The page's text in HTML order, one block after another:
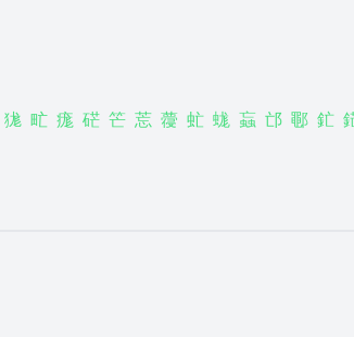
狵 甿 痝 硭 笀 莣 蘉 虻 蛖 蝱 邙 鄳 釯